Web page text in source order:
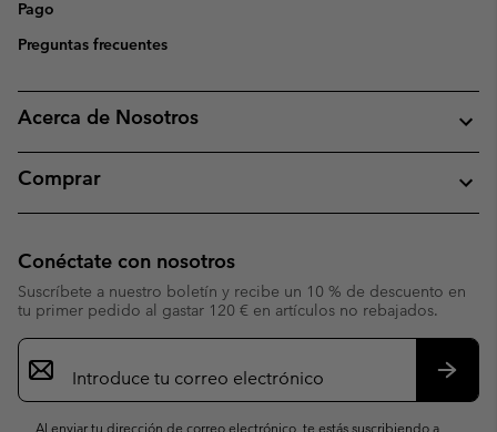
Pago
Preguntas frecuentes
Acerca de Nosotros
Comprar
Conéctate con nosotros
Suscríbete a nuestro boletín y recibe un 10 % de descuento en
tu primer pedido al gastar 120 € en artículos no rebajados.
Suscripción
de
correo
Al enviar tu dirección de correo electrónico, te estás suscribiendo a